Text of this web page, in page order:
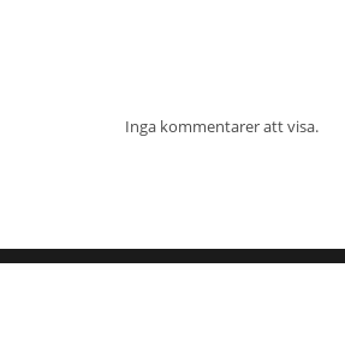
Inga kommentarer att visa.